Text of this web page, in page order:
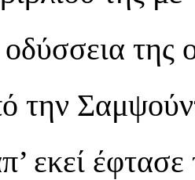
της
την
εκεί